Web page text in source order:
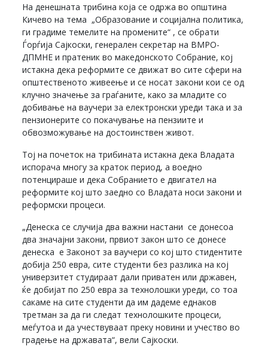
На денешната трибина која се одржа во општина
Кичево на тема „Образование и социјална политика,
ги градиме темелите на промените“ , се обрати
Ѓорѓија Сајкоски, генерален секретар на ВМРО-
ДПМНЕ и пратеник во македонското Собрание, кој
истакна дека реформите се движат во сите сфери на
општественото живеење и се носат закони кои се од
клучно значење за граѓаните, како за младите со
добивање на ваучери за електронски уреди така и за
пензионерите со покачување на пензиите и
обвозможување на достоинствен живот.
Тој на почеток на трибината истакна дека Владата
испорача многу за краток период, а воедно
потенцираше и дека Собранието е двигател на
реформите кој што заедно со Владата носи закони и
реформски процеси.
„Денеска се случија два важни настани се донесоа
два значајни закони, првиот закон што се донесе
денеска е Законот за ваучери со кој што стидентите
добија 250 евра, сите студенти без разлика на кој
универзитет студираат дали приватен или државен,
ќе добијат по 250 евра за технолошки уреди, со тоа
сакаме на сите студенти да им дадеме еднаков
третман за да ги следат технолошките процеси,
меѓутоа и да учествуваат преку новини и учество во
градење на државата“, вели Сајкоски.